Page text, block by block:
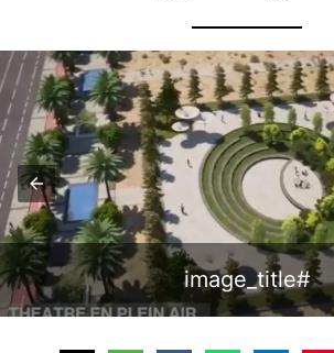
#image_title